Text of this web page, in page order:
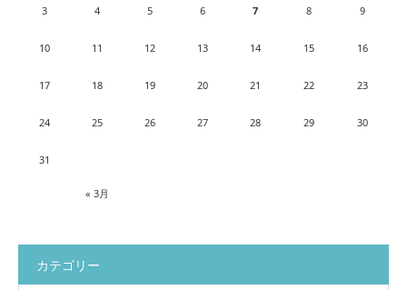
« 3月
3 4 5 6 7 8 9
10 11 12 13 14 15 16
17 18 19 20 21 22 23
24 25 26 27 28 29 30
31
カテゴリー